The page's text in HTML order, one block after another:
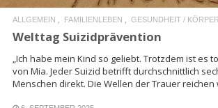
ALLGEMEIN FAMILIENLEBEN GESUNDHEIT /
Welttag Suizidprävention
„Ich habe mein Kind so geliebt. Trotzdem ist es
von Mia. Jeder Suizid betrifft durchschnittlich
Menschen direkt. Die Wellen der Trauer reichen